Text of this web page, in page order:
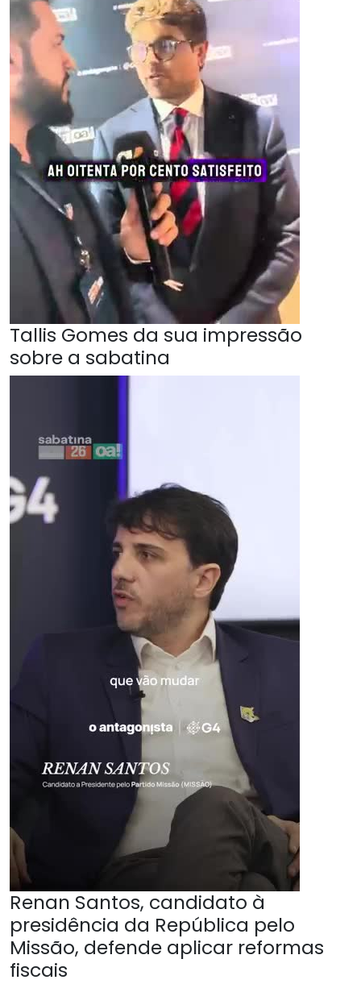
Tallis Gomes da sua impressão
sobre a sabatina
Renan Santos, candidato à
presidência da República pelo
Missão, defende aplicar reformas
fiscais